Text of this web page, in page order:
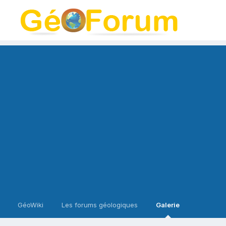
GéoWiki Les forums géologiques Galerie